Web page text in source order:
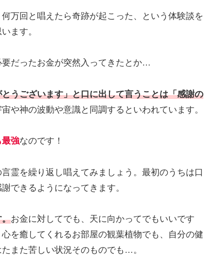
万回と唱えたら奇跡が起こった、という体験談を
ます。
だったお金が突然入ってきたとか…
うございます」と口に出して言うことは「感謝の
や神の波動や意識と同調するといわれています。
最強なのです！
霊を繰り返し唱えてみましょう。最初のうちは口
できるようになってきます。
。お金に対してでも、天に向かってでもいいです
を癒してくれるお部屋の観葉植物でも、自分の健
また苦しい状況そのものでも…。